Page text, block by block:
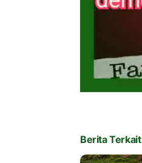
Berita Terkait